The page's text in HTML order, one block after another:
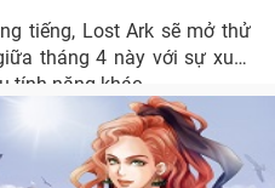
tiếng, Lost Ark sẽ mở thử
tháng 4 này với sự xuất
tính năng khác.